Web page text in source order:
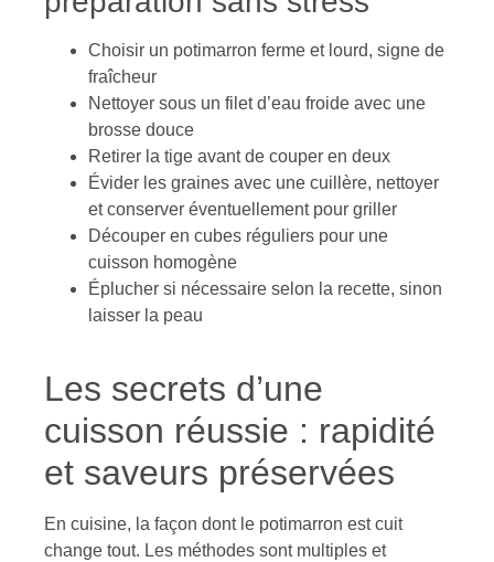
Choisir un potimarron ferme et lourd, signe de
fraîcheur
Nettoyer sous un filet d’eau froide avec une
brosse douce
Retirer la tige avant de couper en deux
Évider les graines avec une cuillère, nettoyer
et conserver éventuellement pour griller
Découper en cubes réguliers pour une
cuisson homogène
Éplucher si nécessaire selon la recette, sinon
laisser la peau
Les secrets d’une
cuisson réussie : rapidité
et saveurs préservées
En cuisine, la façon dont le potimarron est cuit
change tout. Les méthodes sont multiples et